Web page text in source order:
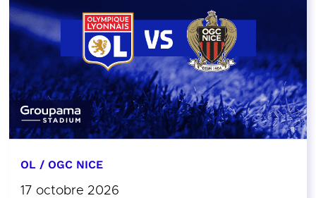
OL / OGC NICE
17 octobre 2026